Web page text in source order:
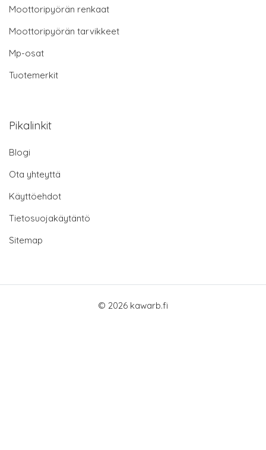
Moottoripyörän renkaat
Moottoripyörän tarvikkeet
Mp-osat
Tuotemerkit
Pikalinkit
Blogi
Ota yhteyttä
Käyttöehdot
Tietosuojakäytäntö
Sitemap
© 2026 kawarb.fi